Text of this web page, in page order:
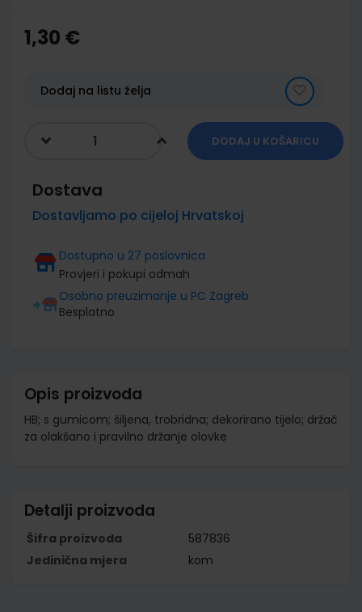
the
beginning
gallery
1,30 €
Dodaj na listu želja
DODAJ U KOŠARICU
Dostava
Dostavljamo po cijeloj Hrvatskoj
Dostupno u 27 poslovnica
Provjeri i pokupi odmah
Osobno preuzimanje u PC Zagreb
Besplatno
Opis proizvoda
HB; s gumicom; šiljena, trobridna; dekorirano tijelo; držač
za olakšano i pravilno držanje olovke
Detalji proizvoda
Šifra proizvoda
587836
Jedinična mjera
kom